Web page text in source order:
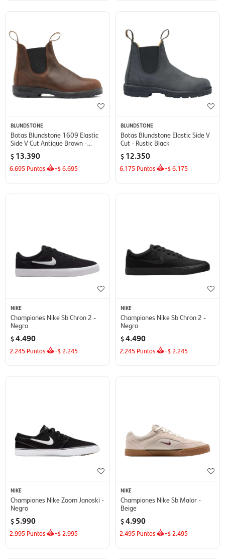
BLUNDSTONE
Botas Blundstone 1609 Elastic
Side V Cut Antique Brown -
$ 13.390
6.695 Puntos +$6.695
BLUNDSTONE
Botas Blundstone Elastic Side V
Cut - Rustic Black
$ 12.350
6.175 Puntos +$6.175
NIKE
Championes Nike Sb Chron 2 -
Negro
$4.490
2.245 Puntos +$ 2.245
NIKE
Championes Nike Sb Chron 2 -
Negro
$4.490
2.245 Puntos +$ 2.245
NIKE
Championes Nike Zoom Janoski -
Negro
$ 5.990
2.995 Puntos +$ 2.995
NIKE
Championes Nike Sb Malor -
Beige
$4.990
2.495 Puntos +$ 2.495